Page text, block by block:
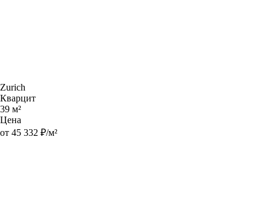
Zurich
Кварцит
39 м²
Цена
от 45 332 ₽/м²